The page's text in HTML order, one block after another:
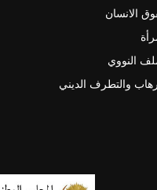
الانسان
النووي
والتطرف الديني